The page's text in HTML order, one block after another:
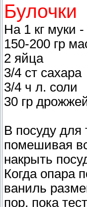
Булочки
На 1 кг муки
150-200 гр
2 яйца
3/4 ст сахара
3/4 ч л. соли
30 гр
В посуду для
помешивая
накрыть
Когда опара
ваниль
пор, пока